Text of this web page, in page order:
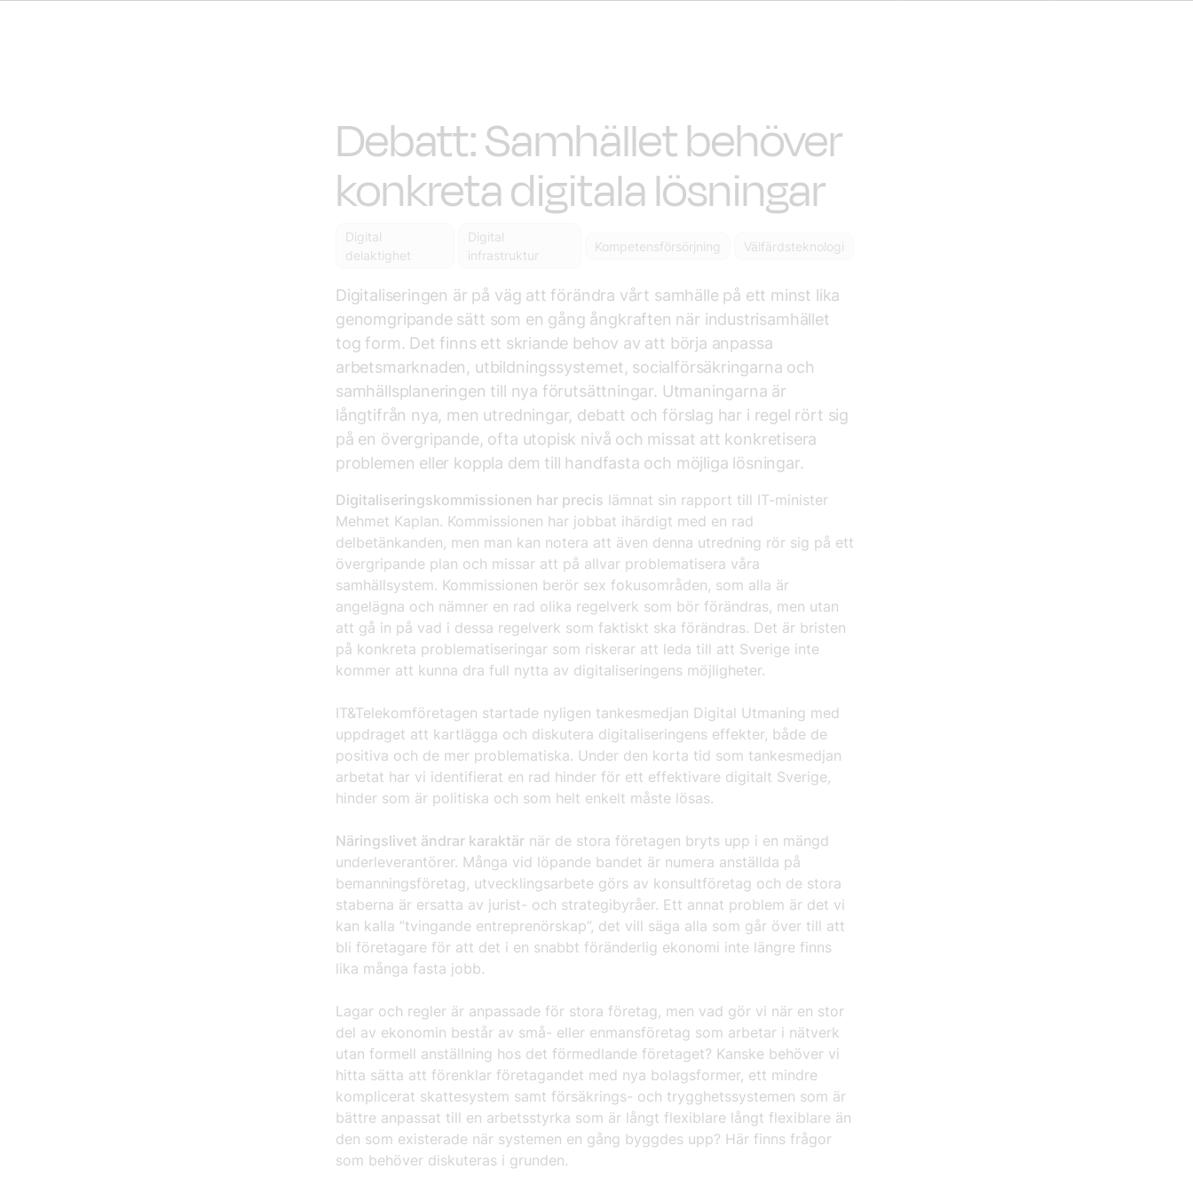
Debatt: Samhället behöver
konkreta digitala lösningar
Digital
delaktighet
Digital
infrastruktur
Kompetensförsörjning Välfärdsteknologi
Digitaliseringen är på väg att förändra vårt samhälle på ett minst lika
genomgripande sätt som en gång ångkraften när industrisamhället
tog form. Det finns ett skriande behov av att börja anpassa
arbetsmarknaden, utbildningssystemet, socialförsäkringarna och
samhällsplaneringen till nya förutsättningar. Utmaningarna är
långtifrån nya, men utredningar, debatt och förslag har i regel rört sig
på en övergripande, ofta utopisk nivå och missat att konkretisera
problemen eller koppla dem till handfasta och möjliga lösningar.
Digitaliseringskommissionen har precis lämnat sin rapport till IT-minister
Mehmet Kaplan. Kommissionen har jobbat ihärdigt med en rad
delbetänkanden, men man kan notera att även denna utredning rör sig på ett
övergripande plan och missar att på allvar problematisera våra
samhällsystem. Kommissionen berör sex fokusområden, som alla är
angelägna och nämner en rad olika regelverk som bör förändras, men utan
att gå in på vad i dessa regelverk som faktiskt ska förändras. Det är bristen
på konkreta problematiseringar som riskerar att leda till att Sverige inte
kommer att kunna dra full nytta av digitaliseringens möjligheter.
IT&Telekomföretagen startade nyligen tankesmedjan Digital Utmaning med
uppdraget att kartlägga och diskutera digitaliseringens effekter, både de
positiva och de mer problematiska. Under den korta tid som tankesmedjan
arbetat har vi identifierat en rad hinder för ett effektivare digitalt Sverige,
hinder som är politiska och som helt enkelt måste lösas.
Näringslivet ändrar karaktär när de stora företagen bryts upp i en mängd
underleverantörer. Många vid löpande bandet är numera anställda på
bemanningsföretag, utvecklingsarbete görs av konsultföretag och de stora
staberna är ersatta av jurist- och strategibyråer. Ett annat problem är det vi
kan kalla ”tvingande entreprenörskap”, det vill säga alla som går över till att
bli företagare för att det i en snabbt föränderlig ekonomi inte längre finns
lika många fasta jobb.
Lagar och regler är anpassade för stora företag, men vad gör vi när en stor
del av ekonomin består av små- eller enmansföretag som arbetar i nätverk
utan formell anställning hos det förmedlande företaget? Kanske behöver vi
hitta sätta att förenklar företagandet med nya bolagsformer, ett mindre
komplicerat skattesystem samt försäkrings- och trygghetssystemen som är
bättre anpassat till en arbetsstyrka som är långt flexiblare långt flexiblare än
den som existerade när systemen en gång byggdes upp? Här finns frågor
som behöver diskuteras i grunden.